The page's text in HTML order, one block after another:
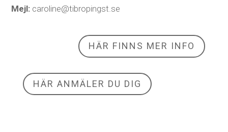
Mejl: caroline@tibropingst.se
HÄR FINNS MER INFO
HÄR ANMÄLER DU DIG